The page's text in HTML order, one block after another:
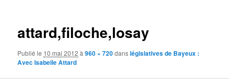
attard,filoche,losay
Publié le 10 mai 2012 à960 × 720danslégislatives de Bayeux :
Avec Isabelle Attard